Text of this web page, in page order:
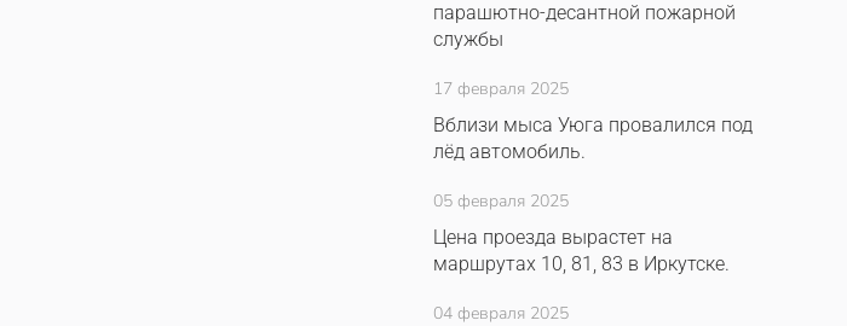
парашютно-десантной пожарной
службы
17 февраля 2025
Вблизи мыса Уюга провалился под
лёд автомобиль.
05 февраля 2025
Цена проезда вырастет на
маршрутах 10, 81, 83 в Иркутске.
04 февраля 2025